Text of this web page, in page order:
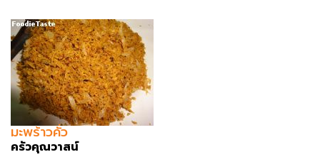
มะพร้าวคั่ว
ครัวคุณวาสน์